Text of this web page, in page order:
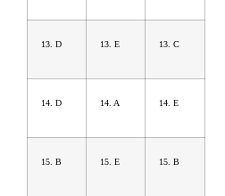
13. D 13. E 13. C
14. D 14. A 14. E
15. B 15. E 15. B